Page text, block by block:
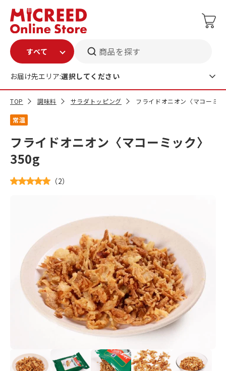
商品を探す
お届け先エリア:選択してください
TOP 調味料 サラダトッピング フライドオニオン〈マコーミ
常温
フライドオニオン〈マコーミック〉
350g
（2）